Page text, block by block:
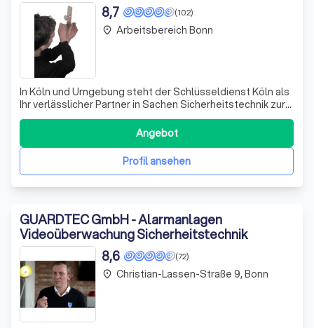
(102)
8,7
In Köln und Umgebung steht der Schlüsseldienst Köln als
Ihr verlässlicher Partner in Sachen Sicherheitstechnik zur
Seite. Wir bieten professionelle Lösungen für private und
gewerbliche Objekte, um Ihr Zuhause oder Ihre
Geschäftsräume vor unerwünschten Zugriffen zu
schützen. Unser Team aus erfahrenen
Profil ansehen
Angebot
place Arbeitsbereich Bonn
GUARDTEC GmbH - Alarmanlagen
Videoüberwachung Sicherheitstechnik
(72)
8,6
place Christian-Lassen-Straße 9, Bonn